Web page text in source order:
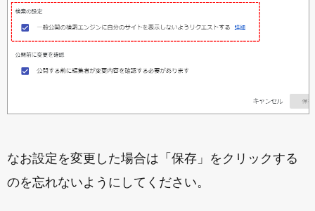
なお設定を変更した場合は「保存」をクリックする
のを忘れないようにしてください。